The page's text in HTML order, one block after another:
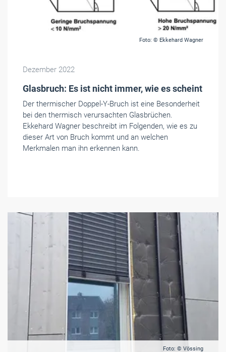
Foto: © Ekkehard Wagner
Dezember 2022
Glasbruch: Es ist nicht immer, wie es scheint
Der thermischer Doppel-Y-Bruch ist eine Besonderheit
bei den thermisch verursachten Glasbrüchen.
Ekkehard Wagner beschreibt im Folgenden, wie es zu
dieser Art von Bruch kommt und an welchen
Merkmalen man ihn erkennen kann.
Foto: © Vössing